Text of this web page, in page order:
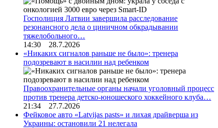
Госполиция Латвии завершила расследование
резонансного дела о циничном обкрадывании
тяжелобольного…
14:30 28.7.2026
«Никаких сигналов раньше не было»: тренера
подозревают в насилии над ребенком
Правоохранительные органы начали уголовный процесс
против тренера детско-юношеского хоккейного клуба…
21:34 27.7.2026
Фейковое авто «Latvijas pasts» и лихая драйверша из
Украины: остановили 21 нелегала